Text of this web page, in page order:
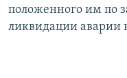
положенного им по
ликвидации аварии